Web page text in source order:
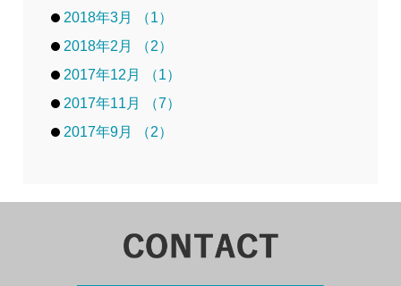
2018年3月 （1）
2018年2月 （2）
2017年12月 （1）
2017年11月 （7）
2017年9月 （2）